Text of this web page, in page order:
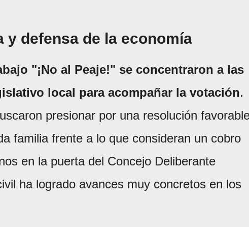
y defensa de la economía
"¡No al Peaje!" se concentraron a las
local para acompañar la votación.
presionar por una resolución
familia frente a lo que consideran un cobro
en la puerta del Concejo Deliberante
ha logrado avances muy concretos en los